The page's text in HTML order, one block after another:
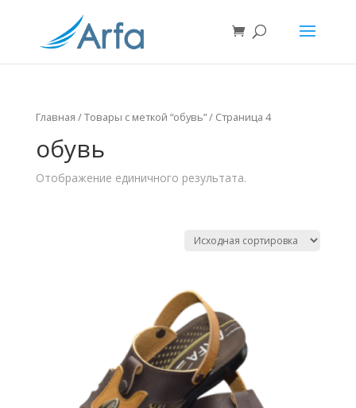
Главная / Товары с меткой “обувь” / Страница 4
обувь
Отображение единичного результата.